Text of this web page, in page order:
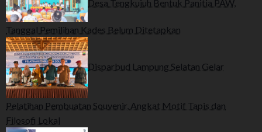
Tanggal Pemilihan Kades Belum Ditetapkan
Disparbud Lampung Selatan Gelar
Pelatihan Pembuatan Souvenir, Angkat Motif Tapis dan
Filosofi Lokal